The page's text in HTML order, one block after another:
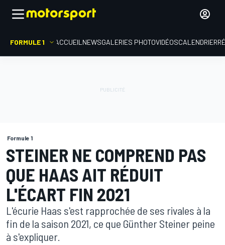
FORMULE 1 ACCUEIL NEWSGALERIES PHOTOVIDÉOSCALENDRIER
Formule 1
STEINER NE COMPREND PAS
QUE HAAS AIT RÉDUIT
L'ÉCART FIN 2021
L'écurie Haas s'est rapprochée de ses rivales à la
fin de la saison 2021, ce que Günther Steiner peine
à s'expliquer.